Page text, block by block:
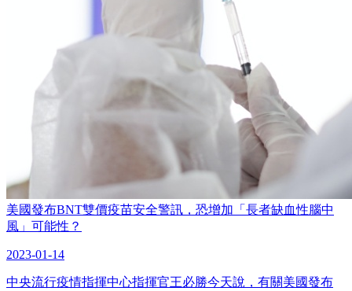
美國發布BNT雙價疫苗安全警訊，恐增加「長者缺血性腦中
風」可能性？
2023-01-14
中央流行疫情指揮中心指揮官王必勝今天說，有關美國發布